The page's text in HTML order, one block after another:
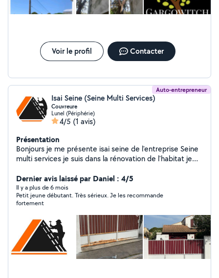
Voir le profil Contacter
Auto-entrepreneur
Isai Seine (Seine Multi Services)
Couvreure
Lunel (Périphérie)
4/5 (1 avis)
Présentation
Bonjours je me présente isai seine de l'entreprise Seine
multi services je suis dans la rénovation de l'habitat je
de jardin taillage de haie , abattement d'arbres etc et
également dans le nettoyage de
toiture,façades,dallages,muret avec déplacement et
devis gratuit
Dernier avis laissé par Daniel : 4/5
Il y a plus de 6 mois
Petit jeune débutant. Très sérieux. Je les recommande
fortement